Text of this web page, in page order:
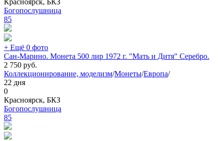
Красноярск, БКЗ
Богопослушница
85
+ Ещё 0 фото
Сан-Марино. Монета 500 лир 1972 г. "Мать и Дитя" Серебро.
2 750 руб.
Коллекционирование, моделизм/Монеты/Европа/
22 дня
0
Красноярск, БКЗ
Богопослушница
85